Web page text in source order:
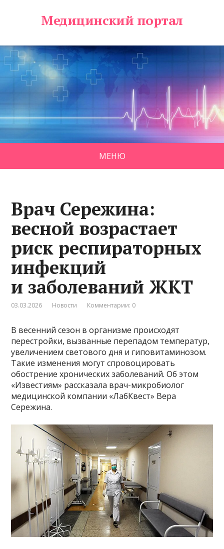
Медицинский портал
МЕНЮ
Врач Сережина:
весной возрастает
риск респираторных
инфекций
и заболеваний ЖКТ
03.03.2026 Новости Комментарии: 0
В весенний сезон в организме происходят
перестройки, вызванные перепадом температур,
увеличением светового дня и гиповитаминозом.
Такие изменения могут спровоцировать
обострение хронических заболеваний. Об этом
«Известиям» рассказала врач-микробиолог
медицинской компании «ЛабКвест» Вера
Сережина.